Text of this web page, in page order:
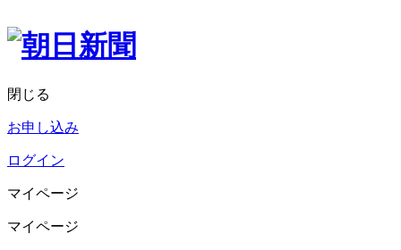
閉じる
お申し込み
ログイン
マイページ
マイページ